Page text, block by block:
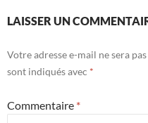
LAISSER UN
Votre adresse e-mail ne sera
sont indiqués avec *
Commentaire *